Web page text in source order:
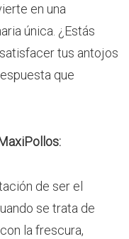
en una
única. ¿Estás
tus antojos
que
de ser el
se trata de
la frescura,